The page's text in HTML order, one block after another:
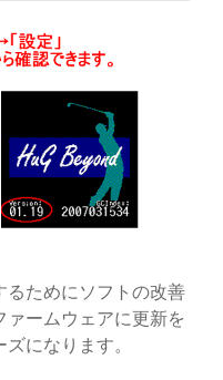
るためにソフトの改善
ームウェアに更新を
になります。